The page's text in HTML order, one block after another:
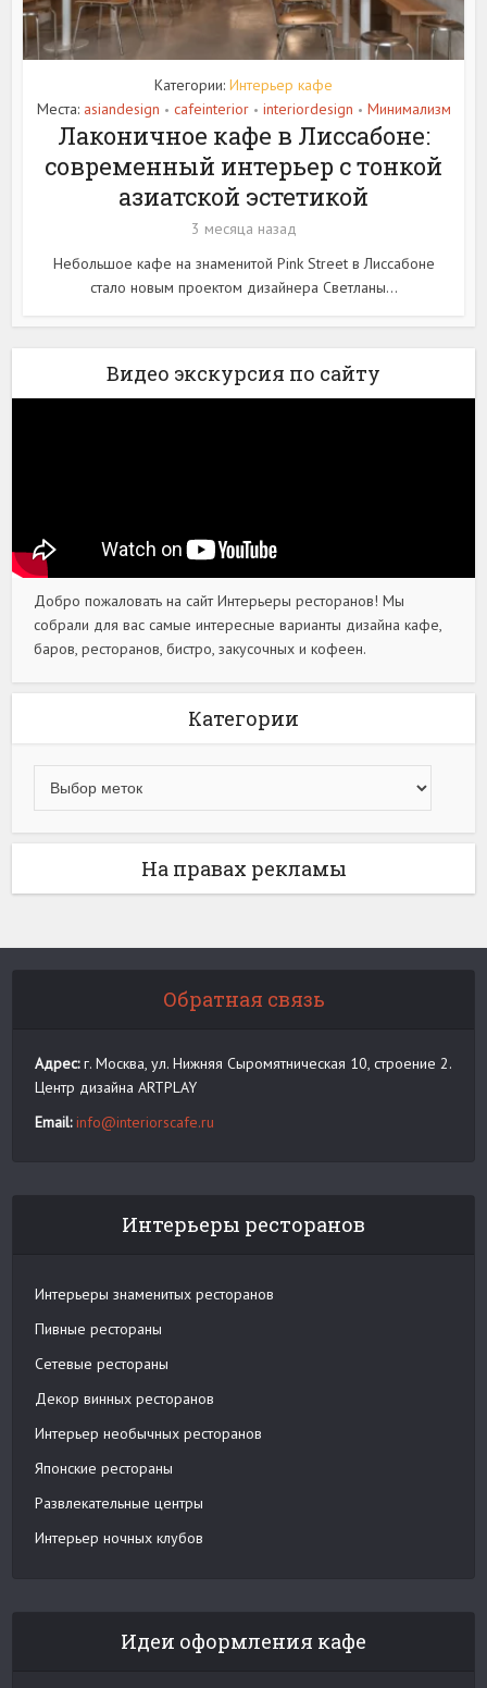
Категории: Интерьер кафе
Места: asiandesign • cafeinterior • interiordesign • Минимализм
Лаконичное кафе в Лиссабоне:
современный интерьер с тонкой
азиатской эстетикой
3 месяца назад
Небольшое кафе на знаменитой Pink Street в Лиссабоне
стало новым проектом дизайнера Светланы...
Видео экскурсия по сайту
Добро пожаловать на сайт Интерьеры ресторанов! Мы
собрали для вас самые интересные варианты дизайна кафе,
баров, ресторанов, бистро, закусочных и кофеен.
Категории
На правах рекламы
Обратная связь
Адрес:г. Москва, ул. Нижняя Сыромятническая 10, строение 2.
Центр дизайна ARTPLAY
Email: info@interiorscafe.ru
Интерьеры ресторанов
Интерьеры знаменитых ресторанов
Пивные рестораны
Сетевые рестораны
Декор винных ресторанов
Интерьер необычных ресторанов
Японские рестораны
Развлекательные центры
Интерьер ночных клубов
Идеи оформления кафе